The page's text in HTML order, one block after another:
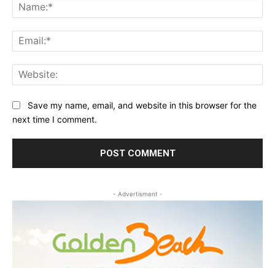
Save my name, email, and website in this browser for the
next time I comment.
- Advertisment -